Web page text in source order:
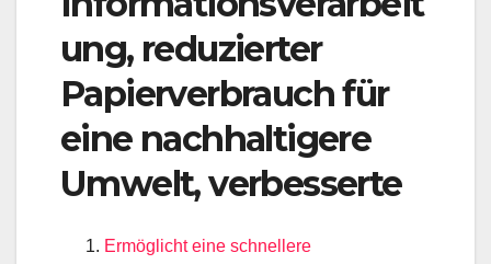
ung, reduzierter
Papierverbrauch für
eine nachhaltigere
Umwelt, verbesserte
Ermöglicht eine schnellere